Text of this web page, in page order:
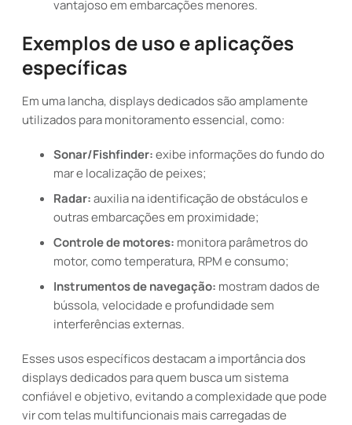
vantajoso em embarcações menores.
Exemplos de uso e aplicações
específicas
Em uma lancha, displays dedicados são amplamente
utilizados para monitoramento essencial, como:
Sonar/Fishfinder:exibe informações do fundo do
mar e localização de peixes;
Radar:auxilia na identificação de obstáculos e
outras embarcações em proximidade;
Controle de motores: monitora parâmetros do
motor, como temperatura, RPM e consumo;
Instrumentos de navegação: mostram dados de
bússola, velocidade e profundidade sem
interferências externas.
Esses usos específicos destacam a importância dos
displays dedicados para quem busca um sistema
confiável e objetivo, evitando a complexidade que pode
vir com telas multifuncionais mais carregadas de